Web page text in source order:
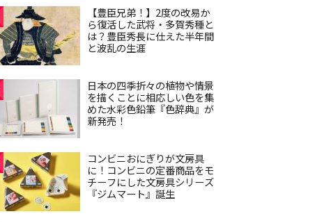
【豊臣兄弟！】2度の改易か
ら復活した武将・多賀秀種と
は？豊臣秀長に仕えた半年間
と波乱の生涯
日本の四季折々の植物や情景
を描くことに相応しい色を集
めた水彩色鉛筆『色辞典』が
新発売！
コンビニおにぎりが文房具
に！コンビニの定番商品をモ
チーフにした文房具シリーズ
『ジムマート』誕生